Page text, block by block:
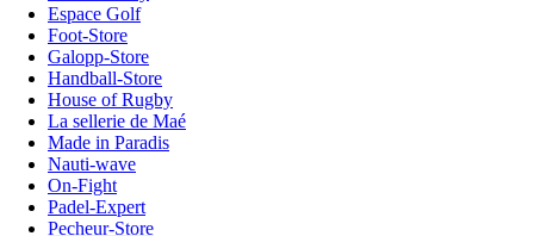
Espace Golf
Foot-Store
Galopp-Store
Handball-Store
House of Rugby
La sellerie de Maé
Made in Paradis
Nauti-wave
On-Fight
Padel-Expert
Pecheur-Store